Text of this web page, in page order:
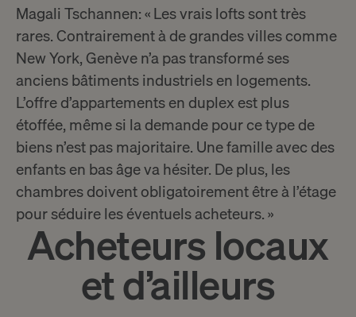
Magali Tschannen: « Les vrais lofts sont très
rares. Contrairement à de grandes villes comme
New York, Genève n’a pas transformé ses
anciens bâtiments industriels en logements.
L’offre d’appartements en duplex est plus
étoffée, même si la demande pour ce type de
biens n’est pas majoritaire. Une famille avec des
enfants en bas âge va hésiter. De plus, les
chambres doivent obligatoirement être à l’étage
pour séduire les éventuels acheteurs. »
Acheteurs locaux
et d’ailleurs